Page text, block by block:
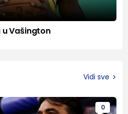
u Vašington
Vidi sve
0